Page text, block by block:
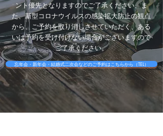
ント優先となりますのでご了承ください。ま
た、新型コロナウイルスの感染拡大防止の観点
から、ご予約を取り消しさせていただく、ある
いは予約を受け付けない場合がございますので
ご了承ください。
忘年会・新年会・結婚式二次会などのご予約はこちらから（TEL）